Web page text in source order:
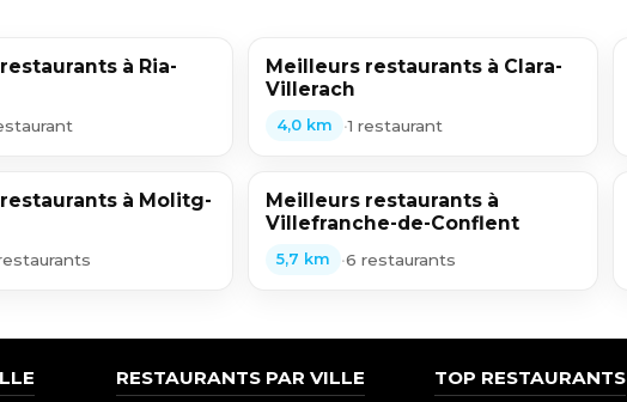
à Ria-
Meilleurs restaurants à Clara-
Villerach
4,0 km •1 restaurant
à Molitg-
Meilleurs restaurants à
Villefranche-de-Conflent
5,7 km •6 restaurants
RESTAURANTS PAR VILLE TOP RESTAURANTS